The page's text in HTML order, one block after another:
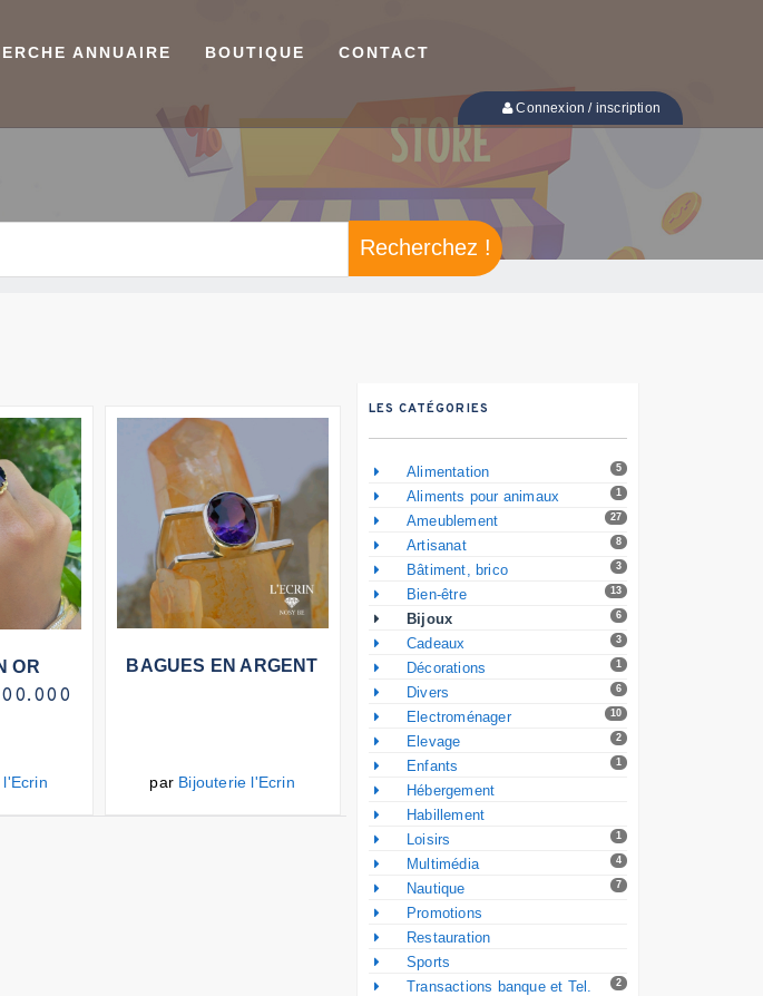
ANNUAIRE BOUTIQUE CONTACT
Connexion / inscription
Recherchez !
d'infos
OR
Plus d'infos
BAGUES EN ARGENT
par Bijouterie l'Ecrin
LES CATÉGORIES
5
Alimentation
1
Aliments pour animaux
27
Ameublement
8
Artisanat
3
Bâtiment, brico
13
Bien-être
6
Bijoux
3
Cadeaux
1
Décorations
6
Divers
10
Electroménager
2
Elevage
1
Enfants
Hébergement
Habillement
1
Loisirs
4
Multimédia
7
Nautique
Promotions
Restauration
Sports
2
Transactions banque et Tel.